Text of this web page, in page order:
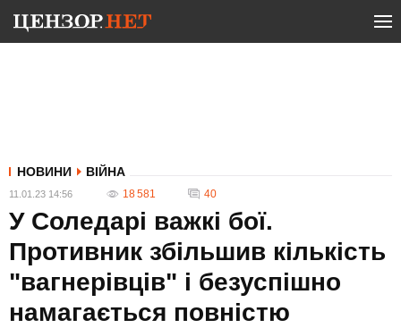
НОВИНИ ВІЙНА
11.01.23 14:56 18 581 40
У Соледарі важкі бої.
Противник збільшив кількість
"вагнерівців" і безуспішно
намагається повністю